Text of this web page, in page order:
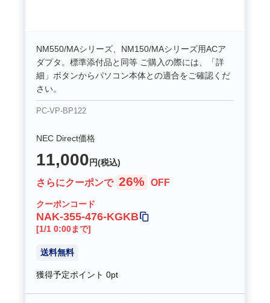
NM550/MAシリーズ、NM150/MAシリーズ用ACア
ダプタ。標準添付品と同等 ご購入の際には、「詳
細」ボタンからパソコン本体との適合をご確認くだ
さい。
PC-VP-BP122
NEC Direct価格
11,000 円(税込)
さらにクーポンで 26% OFF
クーポンコード
NAK-355-476-KGKB
[1/1 0:00まで]
送料無料
獲得予定ポイント0pt